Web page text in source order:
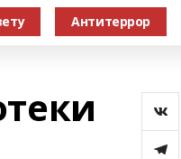
Антитеррор